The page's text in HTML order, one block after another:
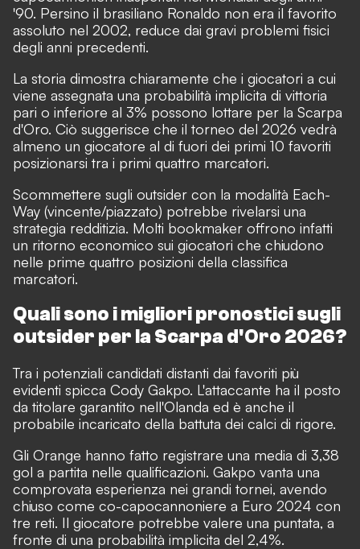
'90. Persino il brasiliano Ronaldo non era il favorito
assoluto nel 2002, reduce dai gravi problemi fisici
degli anni precedenti.
La storia dimostra chiaramente che i giocatori a cui
viene assegnata una probabilità implicita di vittoria
pari o inferiore al 3% possono lottare per la Scarpa
d'Oro. Ciò suggerisce che il torneo del 2026 vedrà
almeno un giocatore al di fuori dei primi 10 favoriti
posizionarsi tra i primi quattro marcatori.
Scommettere sugli outsider con la modalità Each-
Way (vincente/piazzato) potrebbe rivelarsi una
strategia redditizia. Molti bookmaker offrono infatti
un ritorno economico sui giocatori che chiudono
nelle prime quattro posizioni della classifica
marcatori.
Quali sono i migliori pronostici sugli
outsider per la Scarpa d'Oro 2026?
Tra i potenziali candidati distanti dai favoriti più
evidenti spicca Cody Gakpo. L'attaccante ha il posto
da titolare garantito nell'Olanda ed è anche il
probabile incaricato della battuta dei calci di rigore.
Gli Orange hanno fatto registrare una media di 3,38
gol a partita nelle qualificazioni. Gakpo vanta una
comprovata esperienza nei grandi tornei, avendo
chiuso come co-capocannoniere a Euro 2024 con
tre reti. Il giocatore potrebbe valere una puntata, a
fronte di una probabilità implicita del 2,4%.